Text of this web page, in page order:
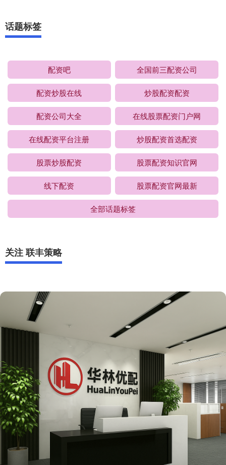
话题标签
配资吧 全国前三配资公司
配资炒股在线 炒股配资配资
配资公司大全 在线股票配资门户网
在线配资平台注册 炒股配资首选配资
股票炒股配资 股票配资知识官网
线下配资 股票配资官网最新
全部话题标签
关注 联丰策略